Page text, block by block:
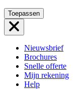
Ga
naar
de
Toepassen
Nieuwsbrief
Brochures
Snelle offerte
Mijn rekening
Help